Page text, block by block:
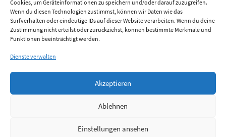
Cookies, um Geräteinformationen zu speichern und/oder darauf zuzugreifen.
Wenn du diesen Technologien zustimmst, können wir Daten wie das
Surfverhalten oder eindeutige IDs auf dieser Website verarbeiten. Wenn du deine
Zustimmung nicht erteilst oder zurückziehst, können bestimmte Merkmale und
Funktionen beeinträchtigt werden.
Dienste verwalten
Akzeptieren
Ablehnen
Einstellungen ansehen
Anmelden